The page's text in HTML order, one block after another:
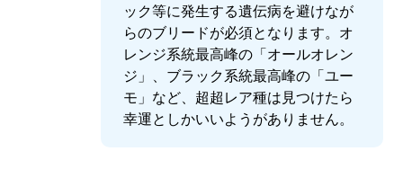
ック等に発生する遺伝病を避けなが
らのブリードが必須となります。オ
レンジ系統最高峰の「オールオレン
ジ」、ブラック系統最高峰の「ユー
モ」など、超超レア種は見つけたら
幸運としかいいようがありません。